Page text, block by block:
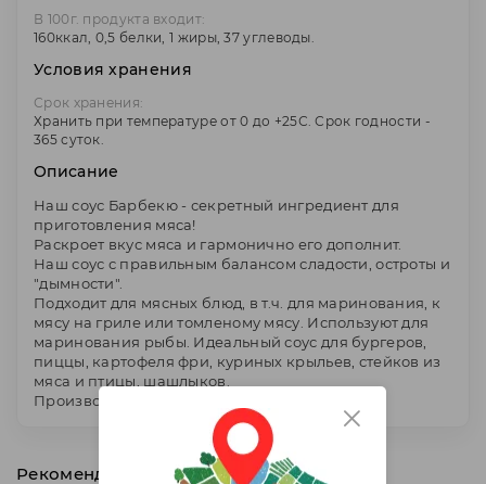
В 100г. продукта входит:
160ккал, 0,5 белки, 1 жиры, 37 углеводы.
Условия хранения
Срок хранения:
Хранить при температуре от 0 до +25С. Срок годности -
365 суток.
Описание
Наш соус Барбекю - секретный ингредиент для
приготовления мяса!
Раскроет вкус мяса и гармонично его дополнит.
Наш соус с правильным балансом сладости, остроты и
"дымности".
Подходит для мясных блюд, в т.ч. для маринования, к
мясу на гриле или томленому мясу. Используют для
маринования рыбы. Идеальный соус для бургеров,
пиццы, картофеля фри, куриных крыльев, стейков из
мяса и птицы, шашлыков.
Производитель - ООО "Европродукт", Россия.
Рекомендуем